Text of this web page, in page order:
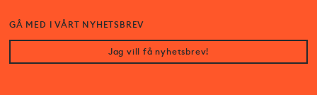
GÅ MED I VÅRT NYHETSBREV
Jag vill få nyhetsbrev!